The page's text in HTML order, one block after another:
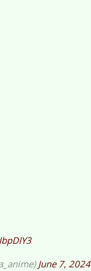
June 7, 2024